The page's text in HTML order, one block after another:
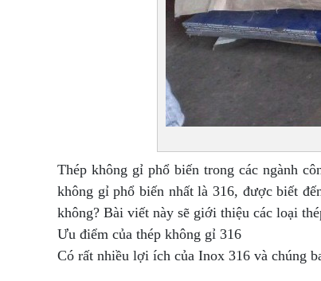
Thép không gỉ phổ biến trong các ngành
không gỉ phổ biến nhất là 316, được biết
không? Bài viết này sẽ giới thiệu các loại
Ưu điểm của thép không gỉ 316
Có rất nhiều lợi ích của Inox 316 và chúng